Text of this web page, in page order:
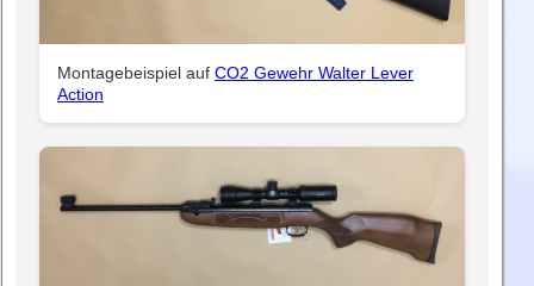
Montagebeispiel auf CO2 Gewehr Walter Lever
Action